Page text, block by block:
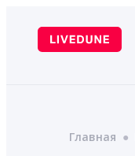
содержимому
Главная ●